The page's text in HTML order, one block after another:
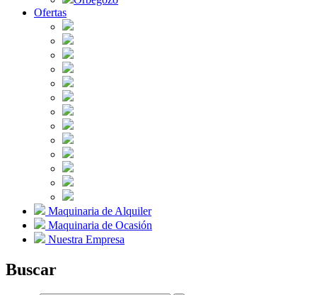
Ofertas
Maquinaria de Alquiler
Maquinaria de Ocasión
Nuestra Empresa
Buscar